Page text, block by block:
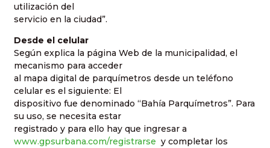
utilización del
servicio en la ciudad”.
Desde el celular
Según explica la página Web de la municipalidad, el
mecanismo para acceder
al mapa digital de parquímetros desde un teléfono
celular es el siguiente: El
dispositivo fue denominado “Bahía Parquímetros”. Para
su uso, se necesita estar
registrado y para ello hay que ingresar a
www.gpsurbana.com/registrarse y completar los